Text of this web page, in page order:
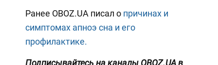
Ранее OBOZ.UA писал о причинах и
симптомах апноэ сна и его
профилактике.
Подписывайтесь на каналы OBOZ.UA в